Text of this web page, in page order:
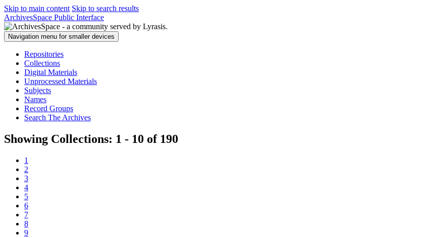
Skip to main content Skip to search results
ArchivesSpace Public Interface
Navigation menu for smaller devices
Repositories
Collections
Digital Materials
Unprocessed Materials
Subjects
Names
Record Groups
Search The Archives
Showing Collections: 1 - 10 of 190
1
2
3
4
5
6
7
8
9